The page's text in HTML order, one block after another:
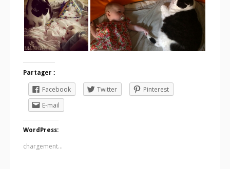
Partager :
Facebook Twitter
Pinterest
E-mail
WordPress:
chargement…